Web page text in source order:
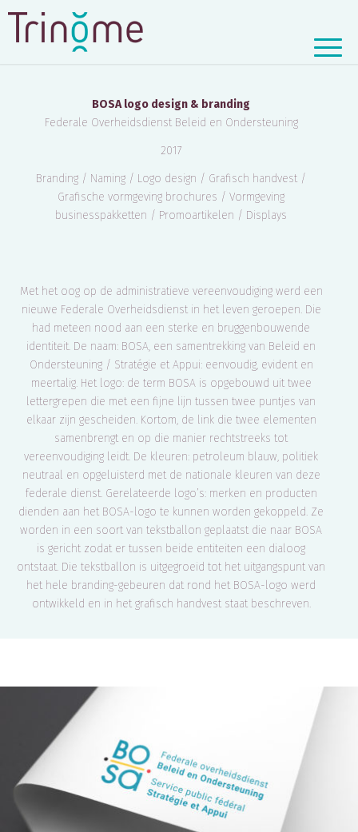
BOSA: FOD BELEID EN ONDERSTEUNING
BOSA logo design & branding
Federale Overheidsdienst Beleid en Ondersteuning
2017
Branding / Naming / Logo design / Grafisch handvest /
Grafische vormgeving brochures / Vormgeving
businesspakketten / Promoartikelen / Displays
Met het oog op de administratieve vereenvoudiging werd een
nieuwe Federale Overheidsdienst in het leven geroepen. Die
had meteen nood aan een sterke en bruggenbouwende
identiteit. De naam: BOSA, een samentrekking van Beleid en
Ondersteuning / Stratégie et Appui: eenvoudig, evident en
meertalig. Het logo: de term BOSA is opgebouwd uit twee
lettergrepen die met een fijne lijn tussen twee puntjes van
elkaar zijn gescheiden. Kortom, de link die twee elementen
samenbrengt en op die manier rechtstreeks tot
vereenvoudiging leidt. De kleuren: petroleum blauw, politiek
neutraal en opgeluisterd met de nationale kleuren van deze
federale dienst. Gerelateerde logo’s: merken en producten
dienden aan het BOSA-logo te kunnen worden gekoppeld. Ze
worden in een soort van tekstballon geplaatst die naar BOSA
is gericht zodat er tussen beide entiteiten een dialoog
ontstaat. Die tekstballon is uitgegroeid tot het uitgangspunt van
het hele branding-gebeuren dat rond het BOSA-logo werd
ontwikkeld en in het grafisch handvest staat beschreven.